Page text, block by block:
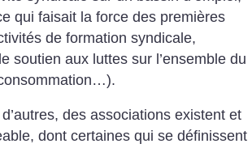
qui faisait la force des premières
de formation syndicale,
soutien aux ­luttes sur l’ensemble du
des associations existent et
dont certaines qui se définissent